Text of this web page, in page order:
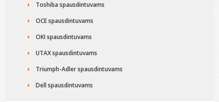
Toshiba spausdintuvams
OCE spausdintuvams
OKI spausdintuvams
UTAX spausdintuvams
Triumph-Adler spausdintuvams
Dell spausdintuvams